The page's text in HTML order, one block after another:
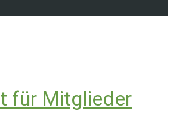
für Mitglieder